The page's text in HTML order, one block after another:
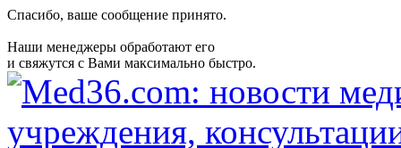
Спасибо, ваше сообщение принято.
Наши менеджеры обработают его
и свяжутся с Вами максимально быстро.